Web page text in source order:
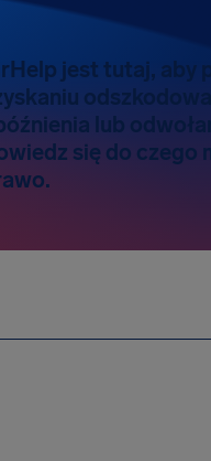
jest tutaj, aby
lub
się do czego